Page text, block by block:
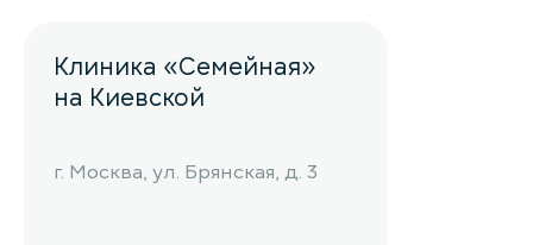
Клиника «Семейная»
на Киевской
г. Москва, ул. Брянская, д. 3